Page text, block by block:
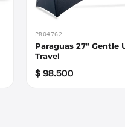
PRO4762
Paraguas 27" Gentle
Travel
$ 98.500